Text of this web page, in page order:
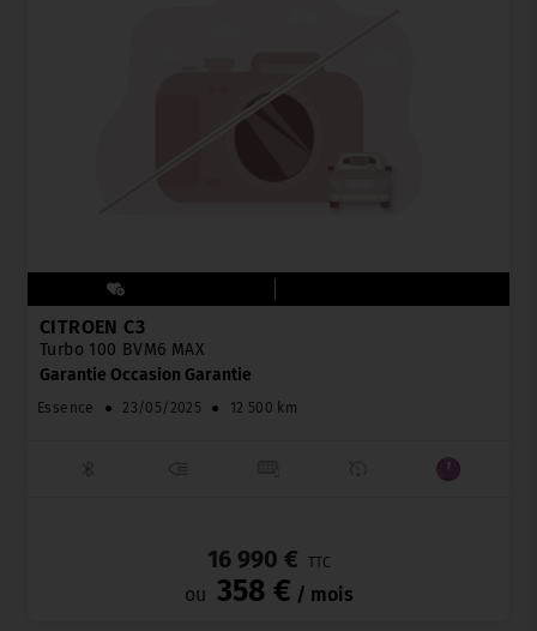
CITROËN C3
Turbo 100 BVM6 MAX
Garantie Occasion Garantie
Essence ● 23/05/2025 ● 12 500 km
16 990 € TTC
ou 358 € / mois